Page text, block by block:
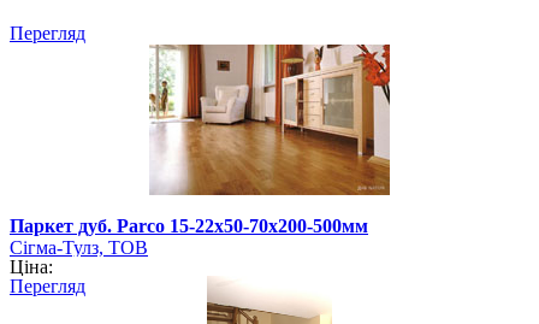
Перегляд
Паркет дуб. Parco 15-22х50-70х200-500мм
Сігма-Тулз, ТОВ
Ціна:
Перегляд